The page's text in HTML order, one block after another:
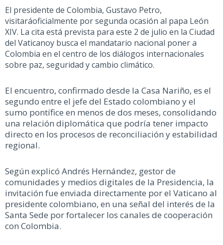
El presidente de Colombia, Gustavo Petro,
visitaráoficialmente por segunda ocasión al papa León
XIV. La cita está prevista para este 2 de julio en la Ciudad
del Vaticanoy busca el mandatario nacional poner a
Colombia en el centro de los diálogos internacionales
sobre paz, seguridad y cambio climático.
El encuentro, confirmado desde la Casa Nariño, es el
segundo entre el jefe del Estado colombiano y el
sumo pontífice en menos de dos meses, consolidando
una relación diplomática que podría tener impacto
directo en los procesos de reconciliación y estabilidad
regional.
Según explicó Andrés Hernández, gestor de
comunidades y medios digitales de la Presidencia, la
invitación fue enviada directamente por el Vaticano al
presidente colombiano, en una señal del interés de la
Santa Sede por fortalecer los canales de cooperación
con Colombia.